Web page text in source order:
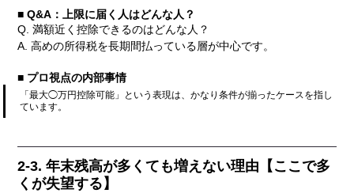
■ Q&A：上限に届く人はどんな人？
Q. 満額近く控除できるのはどんな人？
A. 高めの所得税を長期間払っている層が中心です。
■ プロ視点の内部事情
「最大◯万円控除可能」という表現は、かなり条件が揃ったケースを指し
ています。
2-3. 年末残高が多くても増えない理由【ここで多
くが失望する】